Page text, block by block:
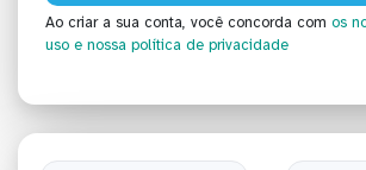
Ao criar a sua conta, você concorda com os
uso e nossa política de privacidade